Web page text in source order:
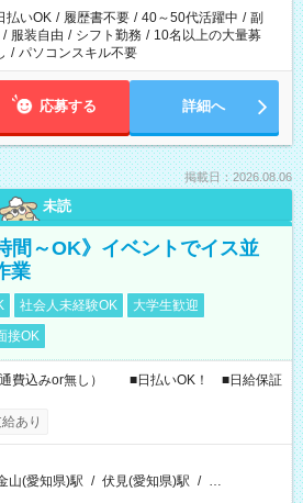
払いOK / 履歴書不要 / 40～50代活躍中 / 副
/ 服装自由 / シフト勤務 / 10名以上の大量募
/ パソコンスキル不要
応募する 詳細へ
掲載日：2026.08.06
未読
間～OK》イベントでイス並
業
社会人未経験OK
大学生歓迎
接OK
通費込みor無し） ■日払いOK！ ■日給保証
あり
山(愛知県)駅 / 伏見(愛知県)駅 / …